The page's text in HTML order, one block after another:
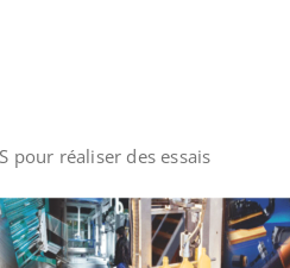
pour réaliser des essais